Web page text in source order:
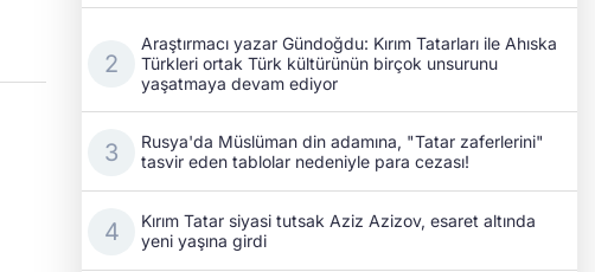
Araştırmacı yazar Gündoğdu: Kırım Tatarları ile Ahıska
Türkleri ortak Türk kültürünün birçok unsurunu
yaşatmaya devam ediyor
Rusya'da Müslüman din adamına, "Tatar zaferlerini"
tasvir eden tablolar nedeniyle para cezası!
Kırım Tatar siyasi tutsak Aziz Azizov, esaret altında
yeni yaşına girdi